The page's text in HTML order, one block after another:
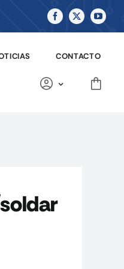
CONTACTO